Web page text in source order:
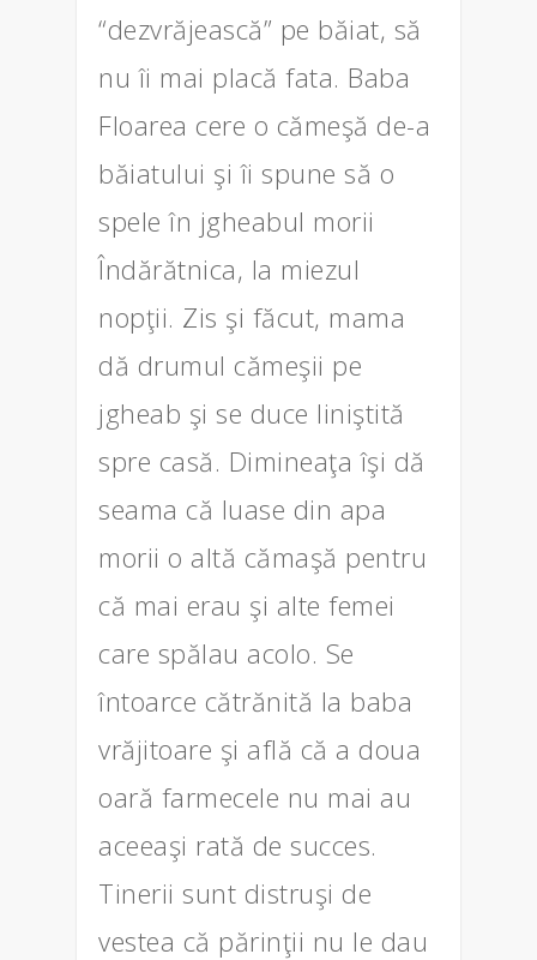
“dezvrăjească” pe băiat, să
nu îi mai placă fata. Baba
Floarea cere o cămeşă de-a
băiatului şi îi spune să o
spele în jgheabul morii
Îndărătnica, la miezul
nopţii. Zis şi făcut, mama
dă drumul cămeşii pe
jgheab şi se duce liniştită
spre casă. Dimineaţa îşi dă
seama că luase din apa
morii o altă cămaşă pentru
că mai erau şi alte femei
care spălau acolo. Se
întoarce cătrănită la baba
vrăjitoare şi află că a doua
oară farmecele nu mai au
aceeaşi rată de succes.
Tinerii sunt distruşi de
vestea că părinţii nu le dau